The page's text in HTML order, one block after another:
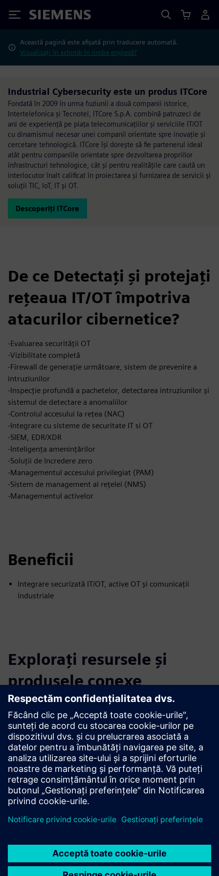
Siemens
Această pagină este afișată prin traducere automată.
Vizualizați în schimb în limba engleză?
Industrial Cybersecurity este un produs ITCore
Fondată în 2009 în urma fuziunii a două companii istorice,
Intertelefonica și Tecnotel, ITCore S.p.A. combină patruzeci de
ani de experiență pe piața telecomunicațiilor și serviciile IT/OT
cu dinamismul necesar unei companii orientate spre inovație și
cercetare tehnologică. ITCore își dorește să fie partenerul ideal
atât pentru companiile orientate spre dezvoltarea propriilor
infrastructuri tehnologice, cât și pentru realitățile care caută un
interlocutor înalt calificat în proiectarea și furnizarea de servicii și
soluții TIC, IoT, IT și OT.
Descoperiți ITCore
De ce Detectați și protejați
rețeaua IT/OT împotriva
atacurilor cibernetice?
-Evaluarea securității OT
-Vizibilitate completă
-Firewall de generație următoare, sistem de prevenire a
intruziunilor
-Inspecție profundă a pachetelor, detectarea intruziunilor și
sistemul de detectare a anomaliilor
-Controlul accesului la rețea (NAC)
-Integrare cu sisteme de securitate IT si OT
-SIEM, EDR/XDR
-Inteligența amenințărilor
-Soluții de încredere zero
-Managementul accesului privilegiat (PAM)
-Sistem de management al rețelei (NMS)
-Managementul activelor
Beneficii
Integrare securizată IT/OT, active OT și comunicații
industriale
Explorați resursele și
produsele conexe
Informații și resurse suplimentare
Mai multe informații
Condiții preliminare
niciunul